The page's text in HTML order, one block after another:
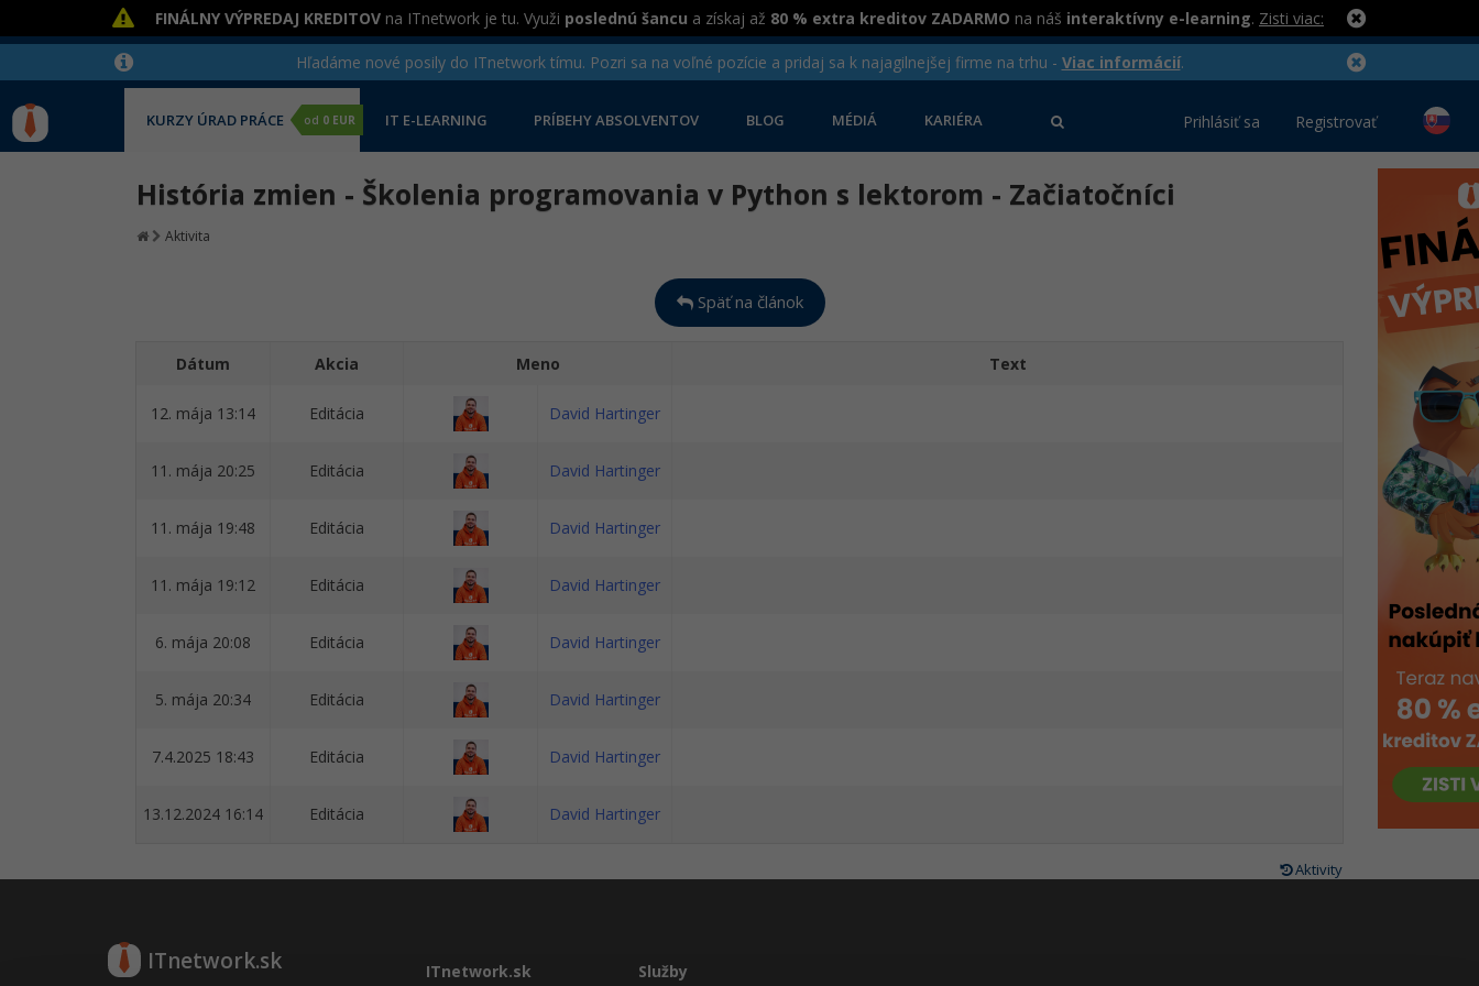
FINÁLNY VÝPREDAJ KREDITOV na ITnetwork je tu. Využi poslednú šancu a získaj až 80 % extra kreditov ZADARMO na náš interaktívny e-learning. Zisti viac:
Hľadáme nové posily do ITnetwork tímu. Pozri sa na voľné pozície a pridaj sa k najagilnejšej firme na trhu - Viac informácií.
KURZY ÚRAD PRÁCE od 0 EUR IT E-LEARNING PRÍBEHY ABSOLVENTOV BLOG MÉDIÁ KARIÉRA Prihlásiť sa Registrovať
História zmien - Školenia programovania v Python s lektorom - Začiatočníci
Aktivita
Späť na článok
Dátum Akcia Meno Text
12. mája 13:14 Editácia David Hartinger
11. mája 20:25 Editácia David Hartinger
11. mája 19:48 Editácia David Hartinger
11. mája 19:12 Editácia David Hartinger
6. mája 20:08 Editácia David Hartinger
5. mája 20:34 Editácia David Hartinger
7.4.2025 18:43 Editácia David Hartinger
13.12.2024 16:14 Editácia David Hartinger
Aktivity
ITnetwork.sk ITnetwork.sk Služby